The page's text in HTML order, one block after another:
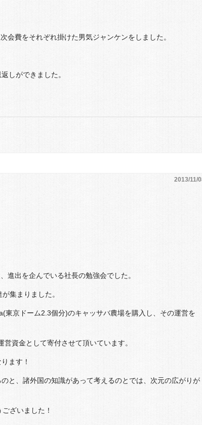
会費をそれぞれ掛けた男気ジャンケンをしました。
しができました。
2013/11/
進出を企んでいる社長の勉強会でした。
集まりました。
東京ドーム2.3個分)のキャッサバ農場を購入し、その運営を
資金として寄付させて頂いています。
ます！
と、諸外国の知識があって考えるのとでは、次元の広がりが
ざいました！